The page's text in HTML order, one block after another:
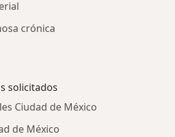
crónica
solicitados
Ciudad de México
de México